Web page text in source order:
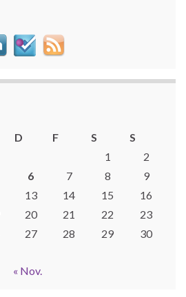
D F S
S
1
2
6 7 8
9
13 14 15
16
20 21 22
23
27 28 29
30
« Nov.